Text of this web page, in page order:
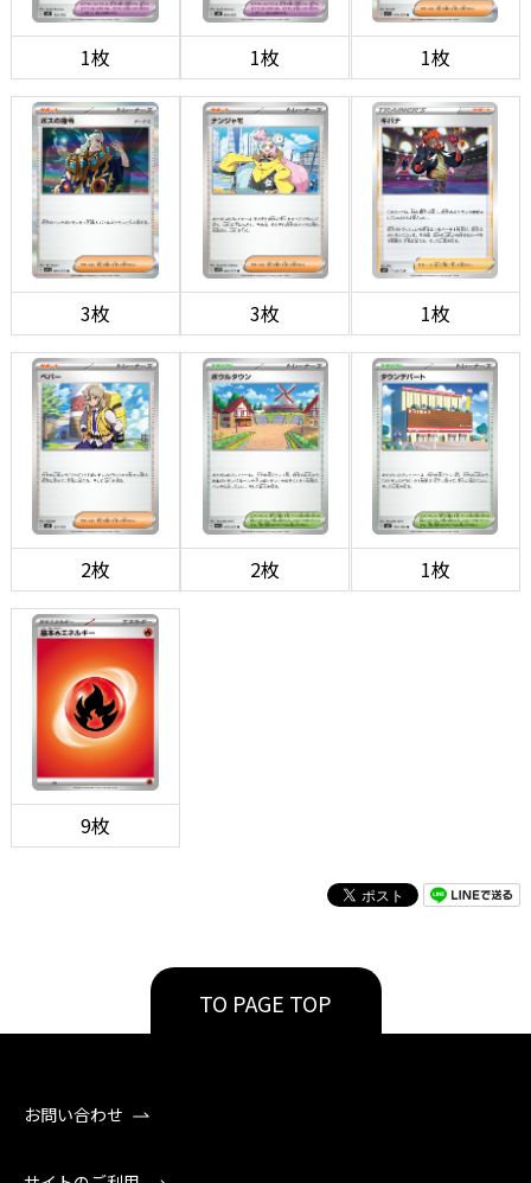
1枚 1枚 1枚
3枚 3枚 1枚
2枚 2枚 1枚
9枚
TO PAGE TOP
お問い合わせ